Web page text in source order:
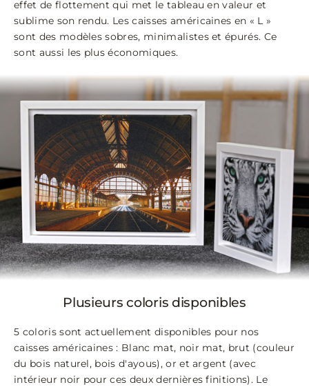
effet de flottement qui met le tableau en valeur et
sublime son rendu. Les caisses américaines en « L »
sont des modèles sobres, minimalistes et épurés. Ce
sont aussi les plus économiques.
Plusieurs coloris disponibles
5 coloris sont actuellement disponibles pour nos
caisses américaines : Blanc mat, noir mat, brut (couleur
du bois naturel, bois d'ayous), or et argent (avec
intérieur noir pour ces deux dernières finitions). Le